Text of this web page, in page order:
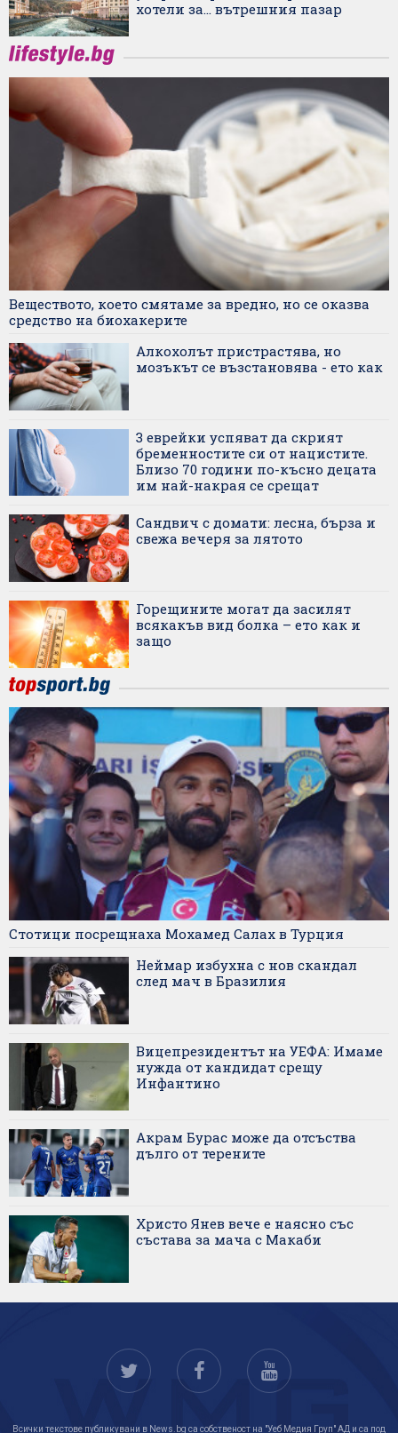
хотели за... вътрешния пазар
Веществото, което смятаме за вредно, но се оказва
средство на биохакерите
Алкохолът пристрастява, но
мозъкът се възстановява - ето как
3 еврейки успяват да скрият
бременностите си от нацистите.
Близо 70 години по-късно децата
им най-накрая се срещат
Сандвич с домати: лесна, бърза и
свежа вечеря за лятото
Горещините могат да засилят
всякакъв вид болка – ето как и
защо
Стотици посрещнаха Мохамед Салах в Турция
Неймар избухна с нов скандал
след мач в Бразилия
Вицепрезидентът на УЕФА: Имаме
нужда от кандидат срещу
Инфантино
Акрам Бурас може да отсъства
дълго от терените
Христо Янев вече е наясно със
състава за мача с Макаби
Всички текстове публикувани в News.bg са собственост на "Уеб Медия Груп" АД и са под